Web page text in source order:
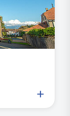
+